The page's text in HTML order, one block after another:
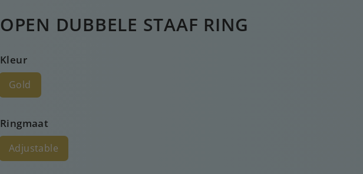
OPEN DUBBELE STAAF RING
Kleur
Gold
Ringmaat
Adjustable